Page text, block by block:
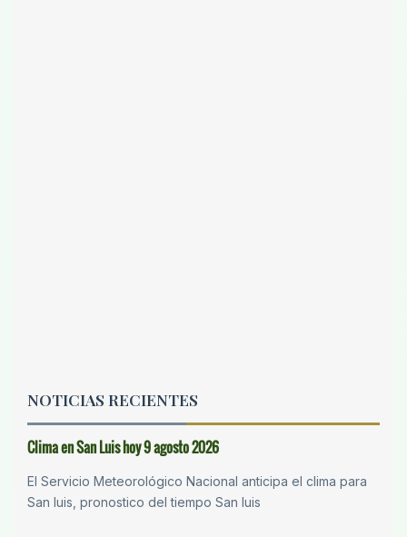
NOTICIAS RECIENTES
Clima en San Luis hoy 9 agosto 2026
El Servicio Meteorológico Nacional anticipa el clima para
San luis, pronostico del tiempo San luis